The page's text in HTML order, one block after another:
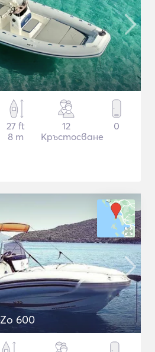
27 ft
8 m
12
Кръстосване
0
600